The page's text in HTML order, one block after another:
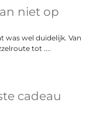
niet op
was wel duidelijk. Van
tot ....
cadeau